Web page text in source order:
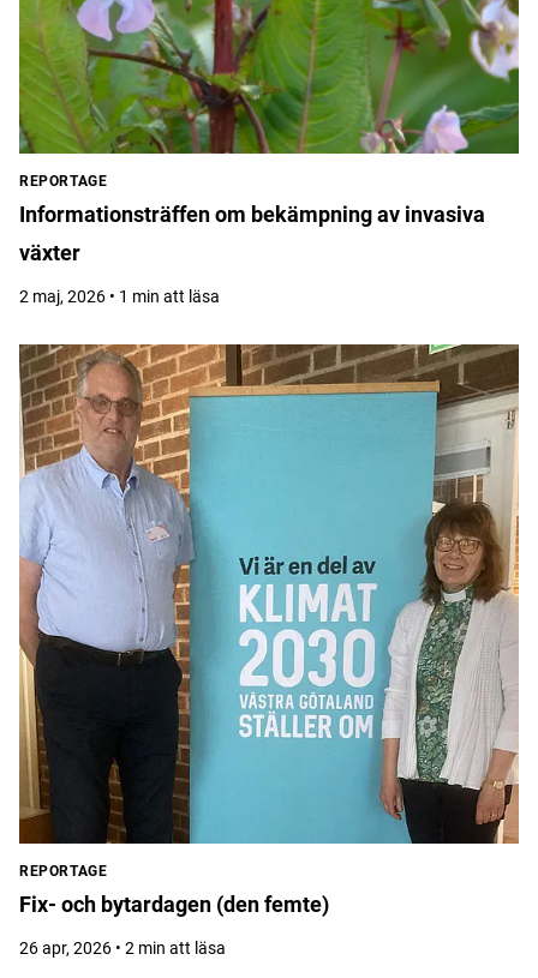
REPORTAGE
Informationsträffen om bekämpning av invasiva
växter
2 maj, 2026 • 1 min att läsa
REPORTAGE
Fix- och bytardagen (den femte)
26 apr, 2026 • 2 min att läsa